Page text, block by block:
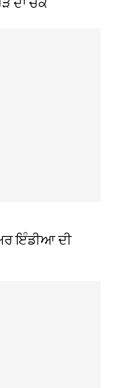
ਇੰਡੀਆ ਦੀ